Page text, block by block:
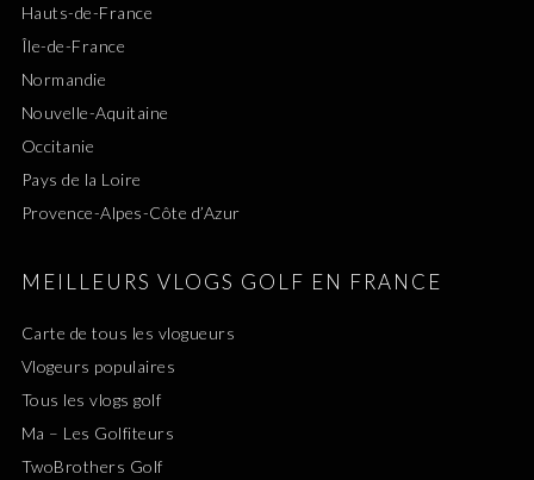
Hauts-de-France
Île-de-France
Normandie
Nouvelle-Aquitaine
Occitanie
Pays de la Loire
Provence-Alpes-Côte d’Azur
MEILLEURS VLOGS GOLF EN FRANCE
Carte de tous les vlogueurs
Vlogeurs populaires
Tous les vlogs golf
Ma – Les Golfiteurs
TwoBrothers Golf